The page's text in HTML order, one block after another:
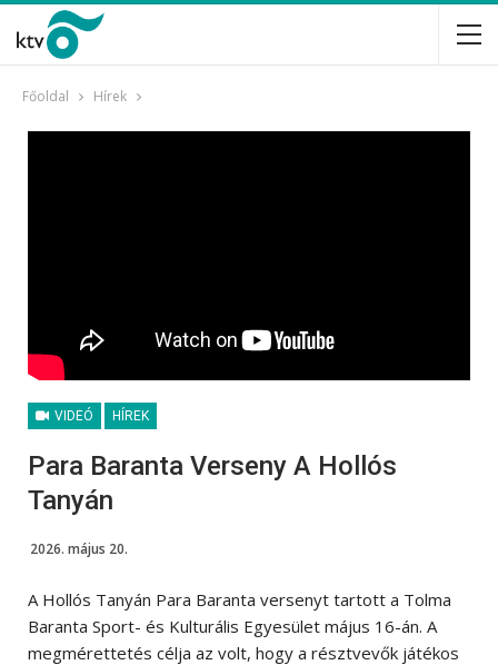
Főoldal Hírek
VIDEÓ HÍREK
Para Baranta Verseny A Hollós
Tanyán
2026. május 20.
A Hollós Tanyán Para Baranta versenyt tartott a Tolma
Baranta Sport- és Kulturális Egyesület május 16-án. A
megmérettetés célja az volt, hogy a résztvevők játékos